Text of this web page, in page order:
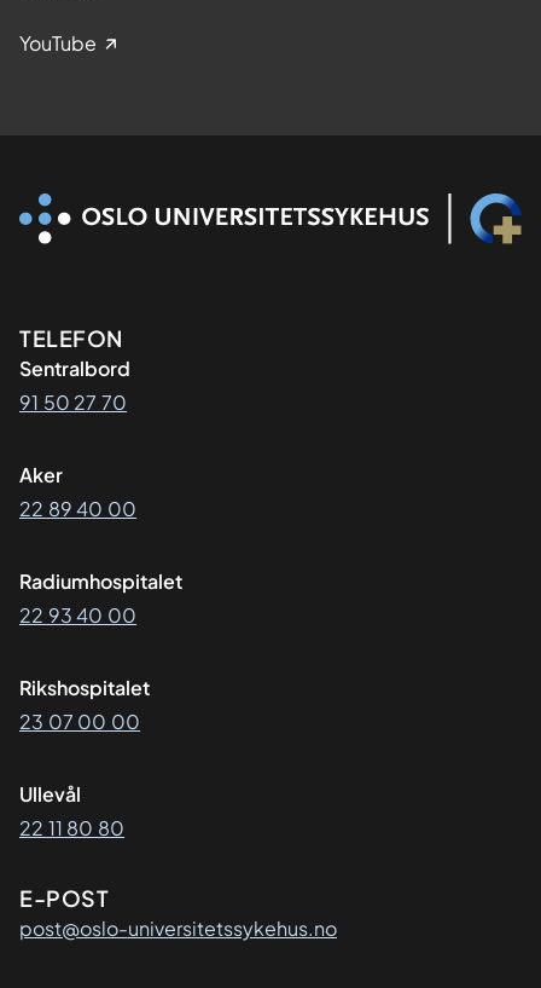
YouTube
Kontaktinformasjon
TELEFON
Sentralbord
91 50 27 70
Aker
22 89 40 00
Radiumhospitalet
22 93 40 00
Rikshospitalet
23 07 00 00
Ullevål
22 11 80 80
E-POST
post@oslo-universitetssykehus.no